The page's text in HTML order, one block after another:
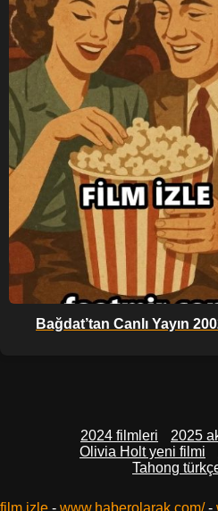
Bağdat’tan Canlı Yayın
2024 filmleri 2025
Olivia Holt yeni filmi
Tahong
film izle - www.haberolarak.com/-